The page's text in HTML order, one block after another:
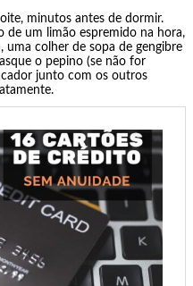
minutos antes de dormir.
de um limão espremido na hora,
uma colher de sopa de gengibre
o pepino (se não for
junto com os outros